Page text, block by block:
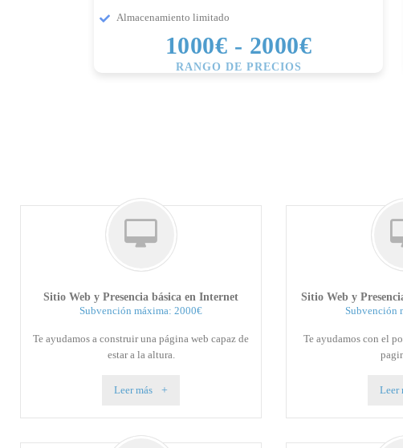
Almacenamiento limitado
1000€ - 2000€
RANGO DE PRECIOS
Sitio Web y Presencia básica en Internet
Subvención máxima: 2000€
Te ayudamos a construir una página web capaz de
estar a la altura.
Leer más
Sitio Web y
Subvención
Te ayudamos con el
Leer